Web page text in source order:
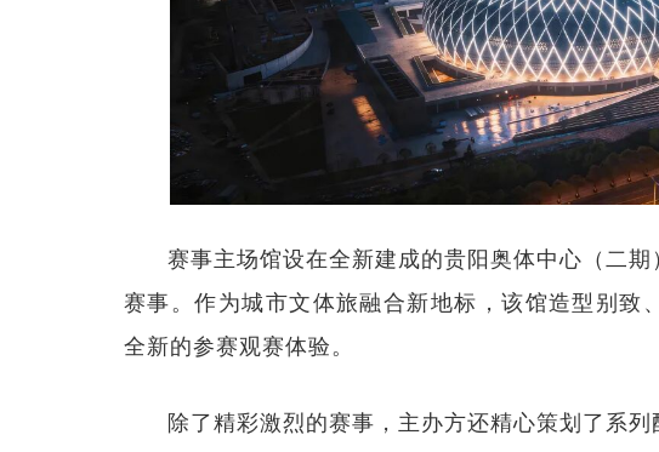
赛事主场馆设在全新建成的贵阳奥体中心（二
赛事。作为城市文体旅融合新地标，该馆造型别致
全新的参赛观赛体验。
除了精彩激烈的赛事，主办方还精心策划了系